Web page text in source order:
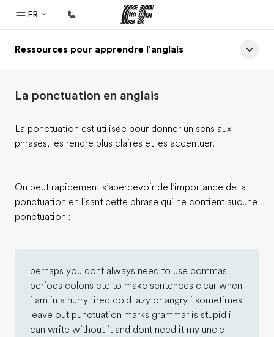
FR
Accueil
Programmes
Bureaux
A propos de nous
Qui sommes-nous ?
Ressources pour apprendre l'anglais
La ponctuation en anglais
La ponctuation est utilisée pour donner un sens aux
phrases, les rendre plus claires et les accentuer.
On peut rapidement s’apercevoir de l’importance de la
ponctuation en lisant cette phrase qui ne contient aucune
ponctuation :
perhaps you dont always need to use commas
periods colons etc to make sentences clear when
i am in a hurry tired cold lazy or angry i sometimes
leave out punctuation marks grammar is stupid i
can write without it and dont need it my uncle